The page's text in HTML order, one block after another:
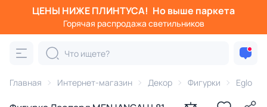
ЦЕНЫ НИЖЕ ПЛИНТУСА! Но выше паркета
Горячая распродажа светильников
Главная Интернет-магазин Декор Фигурки Eglo